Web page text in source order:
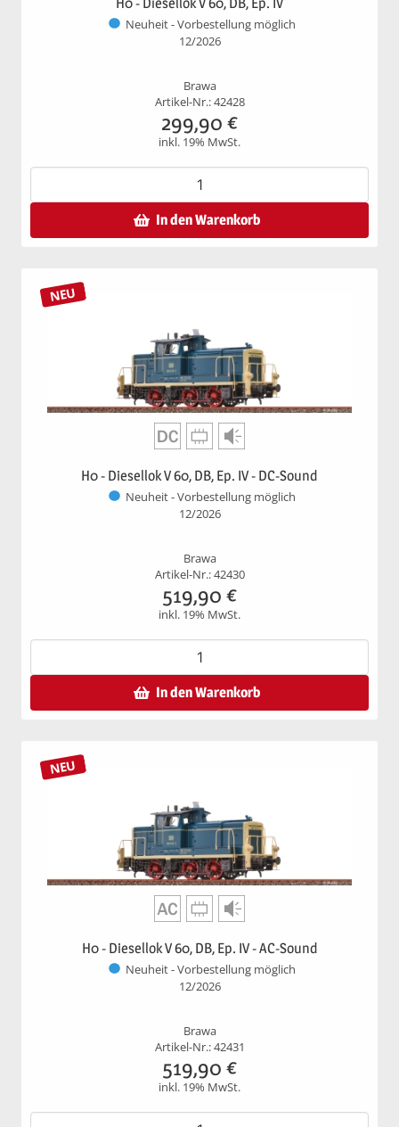
Neuheit - Vorbestellung möglich
12/2026
Brawa
Artikel-Nr.: 42428
299,90 €
inkl. 19% MwSt.
In den Warenkorb
NEU
H0 - Diesellok V 60, DB, Ep. IV - DC-Sound
Neuheit - Vorbestellung möglich
12/2026
Brawa
Artikel-Nr.: 42430
519,90 €
inkl. 19% MwSt.
In den Warenkorb
NEU
H0 - Diesellok V 60, DB, Ep. IV - AC-Sound
Neuheit - Vorbestellung möglich
12/2026
Brawa
Artikel-Nr.: 42431
519,90 €
inkl. 19% MwSt.